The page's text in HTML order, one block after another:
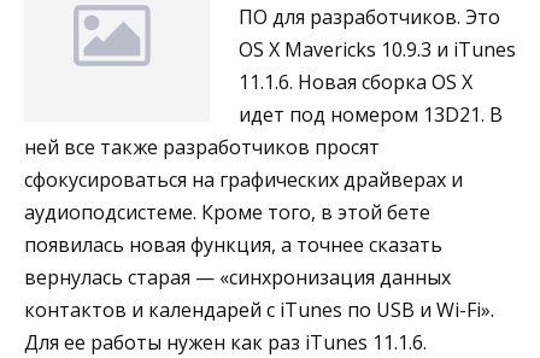
ПО для разработчиков. Это
OS X Mavericks 10.9.3 и iTunes
11.1.6. Новая сборка OS X
идет под номером 13D21. В
ней все также разработчиков просят
сфокусироваться на графических драйверах и
аудиоподсистеме. Кроме того, в этой бете
появилась новая функция, а точнее сказать
вернулась старая — «синхронизация данных
контактов и календарей с iTunes по USB и Wi-Fi».
Для ее работы нужен как раз iTunes 11.1.6.